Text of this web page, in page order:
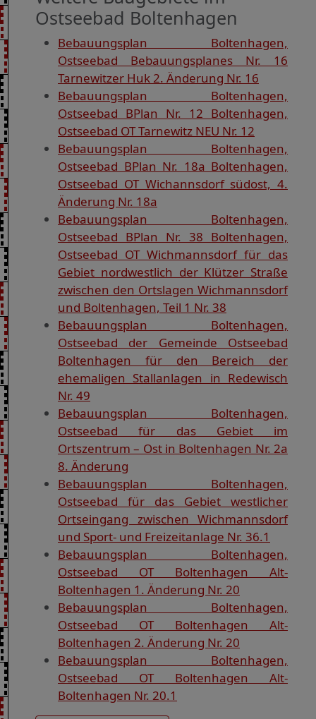
Ostseebad Boltenhagen
Bebauungsplan Boltenhagen,
Ostseebad Bebauungsplanes Nr. 16
Tarnewitzer Huk 2. Änderung Nr. 16
Bebauungsplan Boltenhagen,
Ostseebad BPlan Nr. 12 Boltenhagen,
Ostseebad OT Tarnewitz NEU Nr. 12
Bebauungsplan Boltenhagen,
Ostseebad BPlan Nr. 18a Boltenhagen,
Ostseebad OT Wichannsdorf südost, 4.
Änderung Nr. 18a
Bebauungsplan Boltenhagen,
Ostseebad BPlan Nr. 38 Boltenhagen,
Ostseebad OT Wichmannsdorf für das
Gebiet nordwestlich der Klützer Straße
zwischen den Ortslagen Wichmannsdorf
und Boltenhagen, Teil 1 Nr. 38
Bebauungsplan Boltenhagen,
Ostseebad der Gemeinde Ostseebad
Boltenhagen für den Bereich der
ehemaligen Stallanlagen in Redewisch
Nr. 49
Bebauungsplan Boltenhagen,
Ostseebad für das Gebiet im
Ortszentrum – Ost in Boltenhagen Nr. 2a
8. Änderung
Bebauungsplan Boltenhagen,
Ostseebad für das Gebiet westlicher
Ortseingang zwischen Wichmannsdorf
und Sport- und Freizeitanlage Nr. 36.1
Bebauungsplan Boltenhagen,
Ostseebad OT Boltenhagen Alt-
Boltenhagen 1. Änderung Nr. 20
Bebauungsplan Boltenhagen,
Ostseebad OT Boltenhagen Alt-
Boltenhagen 2. Änderung Nr. 20
Bebauungsplan Boltenhagen,
Ostseebad OT Boltenhagen Alt-
Boltenhagen Nr. 20.1